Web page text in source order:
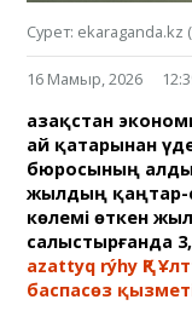
Сурет: ekaraganda.kz
16 Мамыр, 2026
Қазақстан
ай қатарынан
бюросының
жылдың қаңтар-
көлемі өткен
салыстырғанда
azattyq rýhy ҚР
баспасөз